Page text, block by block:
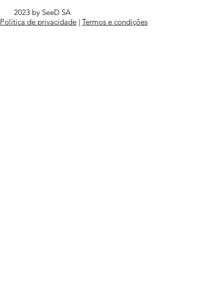
2023 by SeeD SA
Política de privacidade | Termos e condições